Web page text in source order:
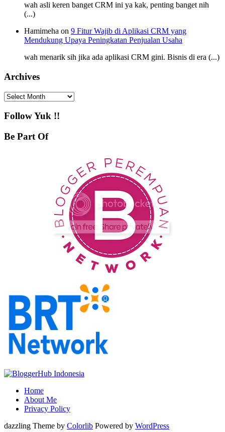
wah asli keren banget CRM ini ya kak, penting banget nih
(...)
Hamimeha on 9 Fitur Wajib di Aplikasi CRM yang
Mendukung Upaya Peningkatan Penjualan Usaha
wah menarik sih jika ada aplikasi CRM gini. Bisnis di era (...)
Archives
Archives
Follow Yuk !!
Be Part Of
Home
About Me
Privacy Policy
dazzling Theme by Colorlib Powered by WordPress